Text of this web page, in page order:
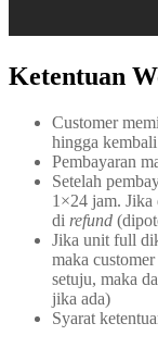
Ketentuan
Customer
hingga kembali
Pembayaran
Setelah
1×24 jam. Jika
di refund
Jika unit full
maka
setuju, maka
jika ada)
Syarat